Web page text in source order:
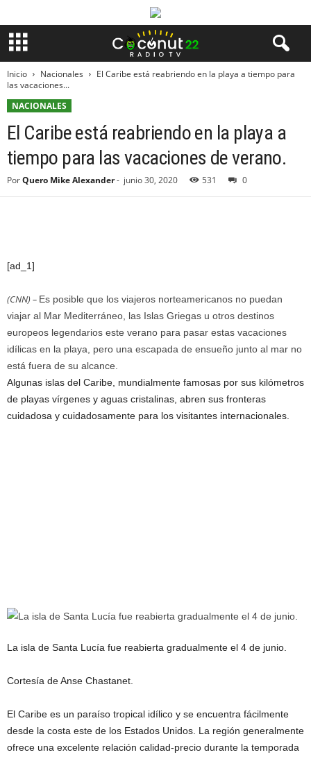
Inicio Nacionales
El Caribe está reabriendo en la playa a tiempo para
las vacaciones...
NACIONALES
El Caribe está reabriendo en la playa a
tiempo para las vacaciones de verano.
PorQuero Mike Alexander- junio 30, 2020 531 0
[ad_1]
(CNN) – Es posible que los viajeros norteamericanos no puedan
viajar al Mar Mediterráneo, las Islas Griegas u otros destinos
europeos legendarios este verano para pasar estas vacaciones
idílicas en la playa, pero una escapada de ensueño junto al mar no
está fuera de su alcance.
Algunas islas del Caribe, mundialmente famosas por sus kilómetros
de playas vírgenes y aguas cristalinas, abren sus fronteras
cuidadosa y cuidadosamente para los visitantes internacionales.
La isla de Santa Lucía fue reabierta gradualmente el 4 de junio.
Cortesía de Anse Chastanet.
El Caribe es un paraíso tropical idílico y se encuentra fácilmente
desde la costa este de los Estados Unidos. La región generalmente
ofrece una excelente relación calidad-precio durante la temporada